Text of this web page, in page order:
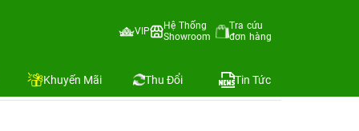
VIP
Hệ Thống
Showroom
Tra cứu
đơn hàng
Khuyến Mãi Thu Đổi Tin Tức